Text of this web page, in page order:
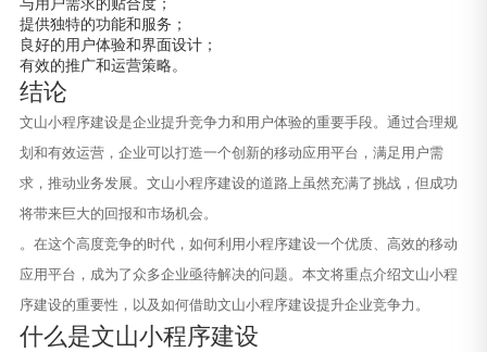
提供独特的功能和服务；
良好的用户体验和界面设计；
有效的推广和运营策略。
结论
文山小程序建设是企业提升竞争力和用户体验的重要手段。通过合理规
划和有效运营，企业可以打造一个创新的移动应用平台，满足用户需
求，推动业务发展。文山小程序建设的道路上虽然充满了挑战，但成功
将带来巨大的回报和市场机会。
。在这个高度竞争的时代，如何利用小程序建设一个优质、高效的移动
应用平台，成为了众多企业亟待解决的问题。本文将重点介绍文山小程
序建设的重要性，以及如何借助文山小程序建设提升企业竞争力。
什么是文山小程序建设